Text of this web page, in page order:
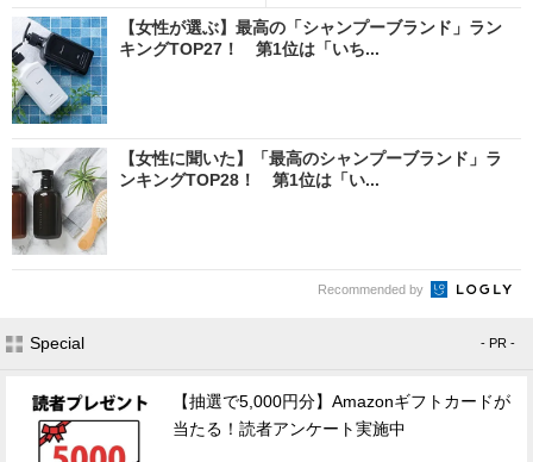
【女性が選ぶ】最高の「シャンプーブランド」ラン
キングTOP27！ 第1位は「いち...
【女性に聞いた】「最高のシャンプーブランド」ラ
ンキングTOP28！ 第1位は「い...
Recommended by
Special - PR -
【抽選で5,000円分】Amazonギフトカードが
当たる！読者アンケート実施中